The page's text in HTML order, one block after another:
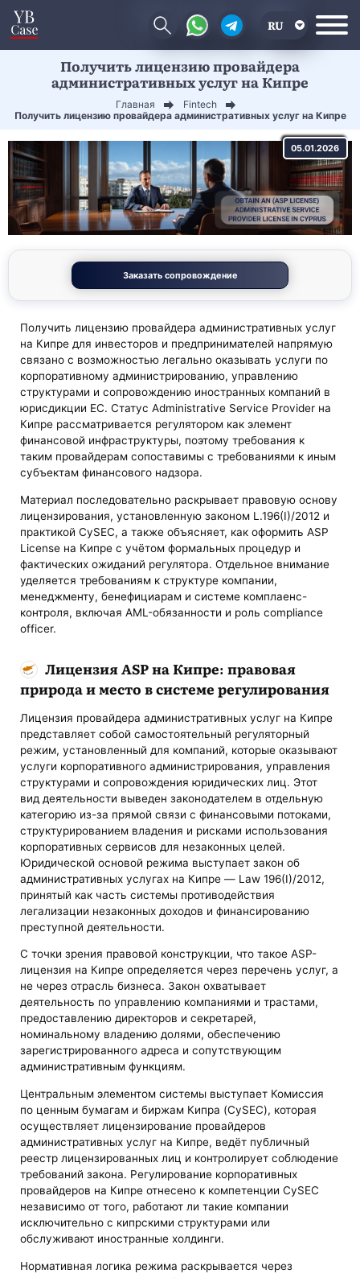
RU
Получить лицензию провайдера
административных услуг на Кипре
Главная
Fintech
Получить лицензию провайдера административных услуг на Кипре
05.01.2026
Заказать сопровождение
Получить лицензию провайдера административных услуг
на Кипре для инвесторов и предпринимателей напрямую
связано с возможностью легально оказывать услуги по
корпоративному администрированию, управлению
структурами и сопровождению иностранных компаний в
юрисдикции ЕС. Статус Administrative Service Provider на
Кипре рассматривается регулятором как элемент
финансовой инфраструктуры, поэтому требования к
таким провайдерам сопоставимы с требованиями к иным
субъектам финансового надзора.
Материал последовательно раскрывает правовую основу
лицензирования, установленную законом L.196(I)/2012 и
практикой CySEC, а также объясняет, как оформить ASP
License на Кипре с учётом формальных процедур и
фактических ожиданий регулятора. Отдельное внимание
уделяется требованиям к структуре компании,
менеджменту, бенефициарам и системе комплаенс-
контроля, включая AML-обязанности и роль compliance
officer.
Лицензия ASP на Кипре: правовая
природа и место в системе регулирования
Лицензия провайдера административных услуг на Кипре
представляет собой самостоятельный регуляторный
режим, установленный для компаний, которые оказывают
услуги корпоративного администрирования, управления
структурами и сопровождения юридических лиц. Этот
вид деятельности выведен законодателем в отдельную
категорию из-за прямой связи с финансовыми потоками,
структурированием владения и рисками использования
корпоративных сервисов для незаконных целей.
Юридической основой режима выступает закон об
административных услугах на Кипре — Law 196(I)/2012,
принятый как часть системы противодействия
легализации незаконных доходов и финансированию
преступной деятельности.
С точки зрения правовой конструкции, что такое ASP-
лицензия на Кипре определяется через перечень услуг, а
не через отрасль бизнеса. Закон охватывает
деятельность по управлению компаниями и трастами,
предоставлению директоров и секретарей,
номинальному владению долями, обеспечению
зарегистрированного адреса и сопутствующим
административным функциям.
Центральным элементом системы выступает Комиссия
по ценным бумагам и биржам Кипра (CySEC), которая
осуществляет лицензирование провайдеров
административных услуг на Кипре, ведёт публичный
реестр лицензированных лиц и контролирует соблюдение
требований закона. Регулирование корпоративных
провайдеров на Кипре отнесено к компетенции CySEC
независимо от того, работают ли такие компании
исключительно с кипрскими структурами или
обслуживают иностранные холдинги.
Нормативная логика режима раскрывается через